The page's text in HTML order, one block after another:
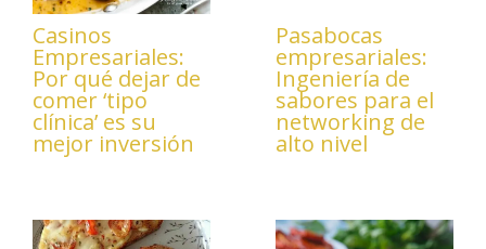
Casinos
Empresariales:
Por qué dejar de
comer ‘tipo
clínica’ es su
mejor inversión
Pasabocas
empresariales:
Ingeniería de
sabores para el
networking de
alto nivel